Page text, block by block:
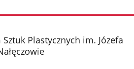
Plastycznych im. Józefa